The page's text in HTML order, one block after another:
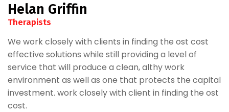
Helan Griffin
Therapists
We work closely with clients in finding the ost cost
effective solutions while still providing a level of
service that will produce a clean, althy work
environment as well as one that protects the capital
investment. work closely with client in finding the ost
cost.